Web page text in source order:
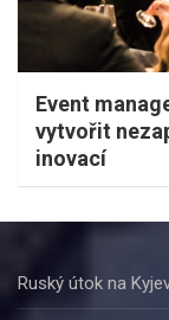
Event
vytvořit
inovací
Ruský útok na